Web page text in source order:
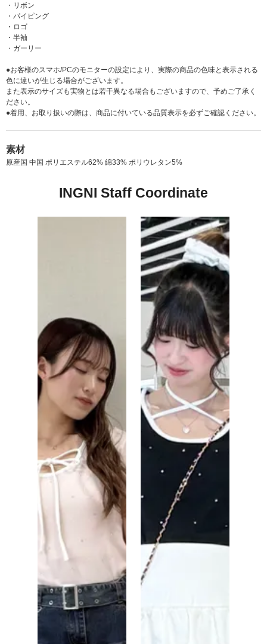
・リボン
・パイピング
・ロゴ
・半袖
・ガーリー
●お客様のスマホ/PCのモニターの設定により、実際の商品の色味と表示される
色に違いが生じる場合がございます。
また表示のサイズも実物とは若干異なる場合もございますので、予めご了承く
ださい。
●着用、お取り扱いの際は、商品に付いている品質表示を必ずご確認ください。
素材
原産国 中国 ポリエステル62% 綿33% ポリウレタン5%
INGNI Staff Coordinate